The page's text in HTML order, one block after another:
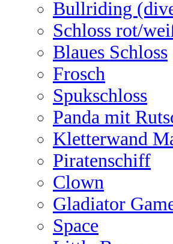
Bullriding
Schloss rot/
Blaues Schloss
Frosch
Spukschloss
Panda mit
Kletterwand
Piratenschiff
Clown
Gladiator
Space